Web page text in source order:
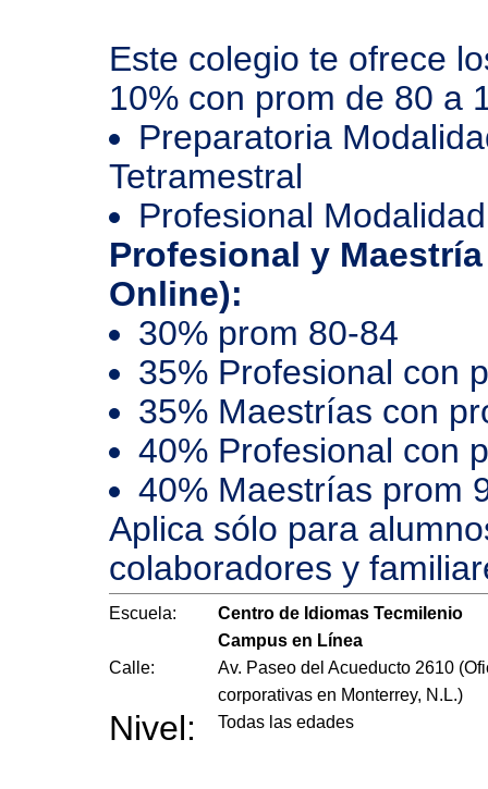
Este colegio te ofrece
10% con prom de 80 a
Preparatoria
Tetramestral
Profesional
Profesional y
Online):
30% prom 80-84
35% Profesional con
35% Maestrías con
40% Profesional con
40% Maestrías prom
Aplica sólo para
colaboradores y
Escuela:
Centro de Idiomas Tecmilenio
Campus en Línea
Calle:
Av. Paseo del Acueducto 2610
corporativas en Monterrey, N.L.)
Nivel: Todas las edades